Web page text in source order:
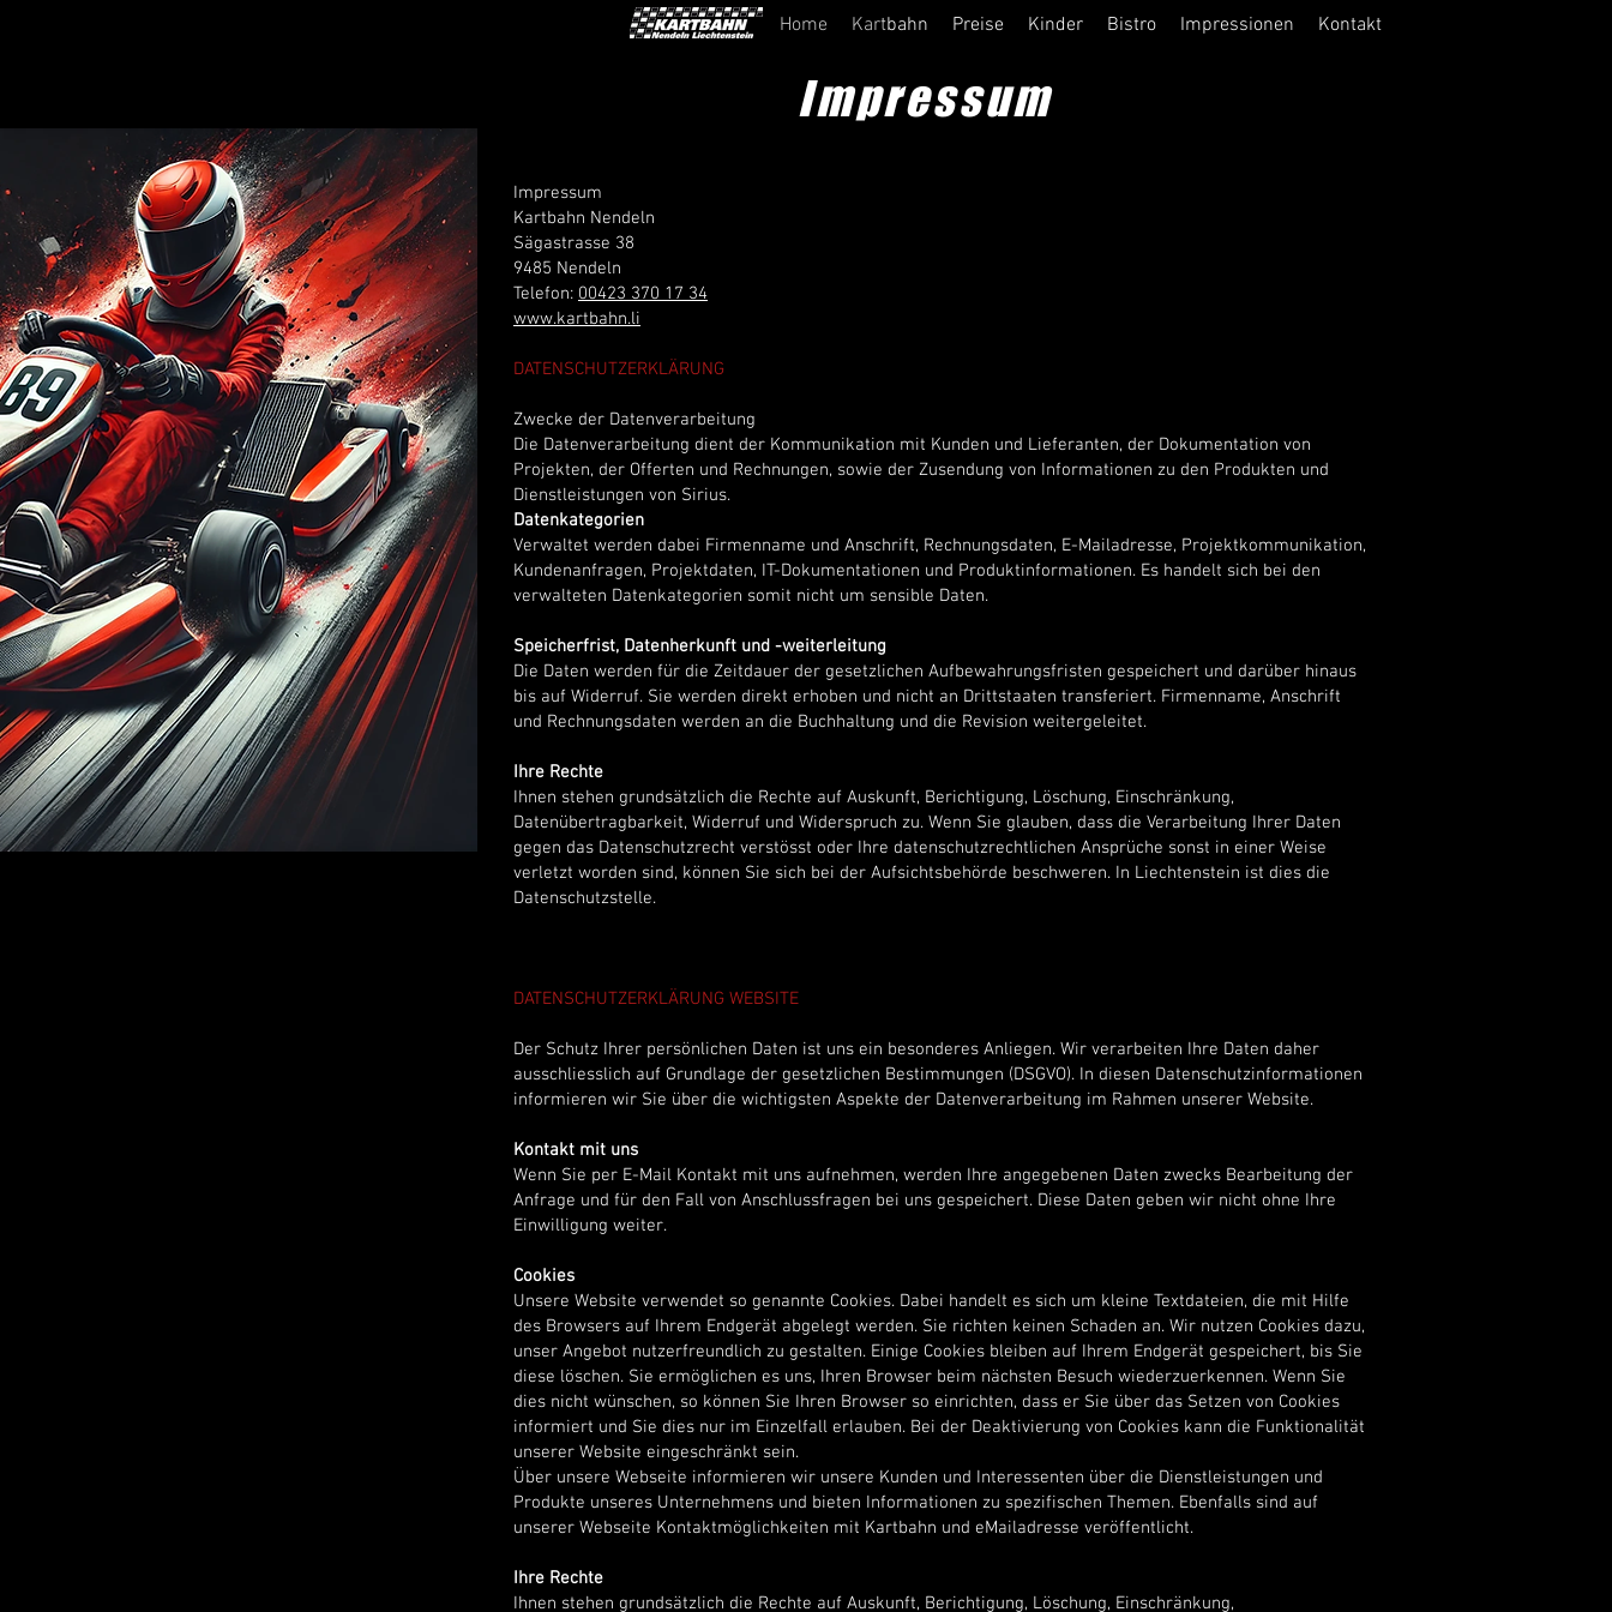
Home Kartbahn Preise Kinder Bistro Impressionen Kontakt
Impressum
Impressum
Kartbahn Nendeln
Sägastrasse 38
9485 Nendeln
Telefon: 00423 370 17 34
www.kartbahn.li
DATENSCHUTZERKLÄRUNG
Zwecke der Datenverarbeitung
Die Datenverarbeitung dient der Kommunikation mit Kunden und Lieferanten, der Dokumentation von
Projekten, der Offerten und Rechnungen, sowie der Zusendung von Informationen zu den Produkten und
Dienstleistungen von Sirius.
Datenkategorien
Verwaltet werden dabei Firmenname und Anschrift, Rechnungsdaten, E-Mailadresse, Projektkommunikation,
Kundenanfragen, Projektdaten, IT-Dokumentationen und Produktinformationen. Es handelt sich bei den
verwalteten Datenkategorien somit nicht um sensible Daten.
Speicherfrist, Datenherkunft und -weiterleitung
Die Daten werden für die Zeitdauer der gesetzlichen Aufbewahrungsfristen gespeichert und darüber hinaus
bis auf Widerruf. Sie werden direkt erhoben und nicht an Drittstaaten transferiert. Firmenname, Anschrift
und Rechnungsdaten werden an die Buchhaltung und die Revision weitergeleitet.
Ihre Rechte
Ihnen stehen grundsätzlich die Rechte auf Auskunft, Berichtigung, Löschung, Einschränkung,
Datenübertragbarkeit, Widerruf und Widerspruch zu. Wenn Sie glauben, dass die Verarbeitung Ihrer Daten
gegen das Datenschutzrecht verstösst oder Ihre datenschutzrechtlichen Ansprüche sonst in einer Weise
verletzt worden sind, können Sie sich bei der Aufsichtsbehörde beschweren. In Liechtenstein ist dies die
Datenschutzstelle.
DATENSCHUTZERKLÄRUNG WEBSITE
Der Schutz Ihrer persönlichen Daten ist uns ein besonderes Anliegen. Wir verarbeiten Ihre Daten daher
ausschliesslich auf Grundlage der gesetzlichen Bestimmungen (DSGVO). In diesen Datenschutzinformationen
informieren wir Sie über die wichtigsten Aspekte der Datenverarbeitung im Rahmen unserer Website.
Kontakt mit uns
Wenn Sie per E-Mail Kontakt mit uns aufnehmen, werden Ihre angegebenen Daten zwecks Bearbeitung der
Anfrage und für den Fall von Anschlussfragen bei uns gespeichert. Diese Daten geben wir nicht ohne Ihre
Einwilligung weiter.
Cookies
Unsere Website verwendet so genannte Cookies. Dabei handelt es sich um kleine Textdateien, die mit Hilfe
des Browsers auf Ihrem Endgerät abgelegt werden. Sie richten keinen Schaden an. Wir nutzen Cookies dazu,
unser Angebot nutzerfreundlich zu gestalten. Einige Cookies bleiben auf Ihrem Endgerät gespeichert, bis Sie
diese löschen. Sie ermöglichen es uns, Ihren Browser beim nächsten Besuch wiederzuerkennen. Wenn Sie
dies nicht wünschen, so können Sie Ihren Browser so einrichten, dass er Sie über das Setzen von Cookies
informiert und Sie dies nur im Einzelfall erlauben. Bei der Deaktivierung von Cookies kann die Funktionalität
unserer Website eingeschränkt sein.
Über unsere Webseite informieren wir unsere Kunden und Interessenten über die Dienstleistungen und
Produkte unseres Unternehmens und bieten Informationen zu spezifischen Themen. Ebenfalls sind auf
unserer Webseite Kontaktmöglichkeiten mit Kartbahn und eMailadresse veröffentlicht.
Ihre Rechte
Ihnen stehen grundsätzlich die Rechte auf Auskunft, Berichtigung, Löschung, Einschränkung,